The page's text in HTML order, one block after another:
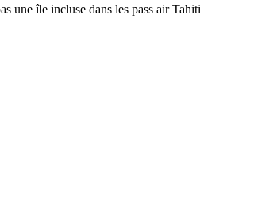
une île incluse dans les pass air Tahiti